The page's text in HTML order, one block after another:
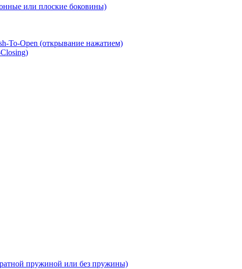
или плоские боковины)
To-Open (открывание нажатием)
пружиной или без пружины)